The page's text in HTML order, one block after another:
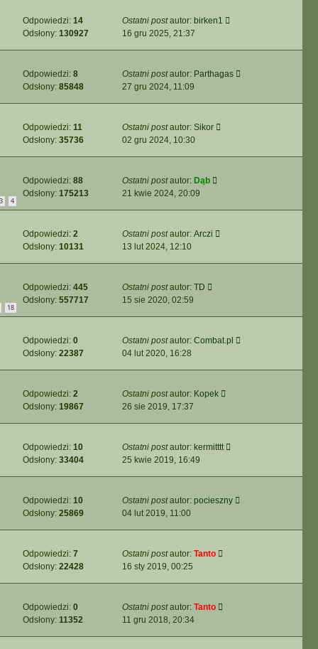
Odpowiedzi: 14
Odsłony: 130927
Ostatni postautor: birken1
16 gru 2025, 21:37
Odpowiedzi: 8
Odsłony: 85848
Ostatni postautor: Parthagas
27 gru 2024, 11:09
Odpowiedzi: 11
Odsłony: 35736
Ostatni postautor: Sikor
02 gru 2024, 10:30
3 4
Odpowiedzi: 88
Odsłony: 175213
Ostatni postautor: Dąb
21 kwie 2024, 20:09
Odpowiedzi: 2
Odsłony: 10131
Ostatni postautor: Arczi
13 lut 2024, 12:10
18
Odpowiedzi: 445
Odsłony: 557717
Ostatni postautor: TD
15 sie 2020, 02:59
Odpowiedzi: 0
Odsłony: 22387
Ostatni postautor: Combat.pl
04 lut 2020, 16:28
Odpowiedzi: 2
Odsłony: 19867
Ostatni postautor: Kopek
26 sie 2019, 17:37
Odpowiedzi: 10
Odsłony: 33404
Ostatni postautor: kermitttt
25 kwie 2019, 16:49
Odpowiedzi: 10
Odsłony: 25869
Ostatni postautor: pocieszny
04 lut 2019, 11:00
Odpowiedzi: 7
Odsłony: 22428
Ostatni postautor: Tanto
16 sty 2019, 00:25
Odpowiedzi: 0
Odsłony: 11352
Ostatni postautor: Tanto
11 gru 2018, 20:34